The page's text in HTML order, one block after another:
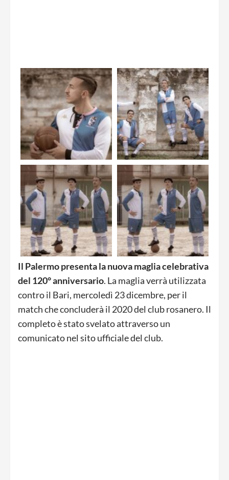
Il Palermo presenta la nuova maglia celebrativa
del 120° anniversario. La maglia verrà utilizzata
contro il Bari, mercoledì 23 dicembre, per il
match che concluderà il 2020 del club rosanero. Il
completo è stato svelato attraverso un
comunicato nel sito ufficiale del club.